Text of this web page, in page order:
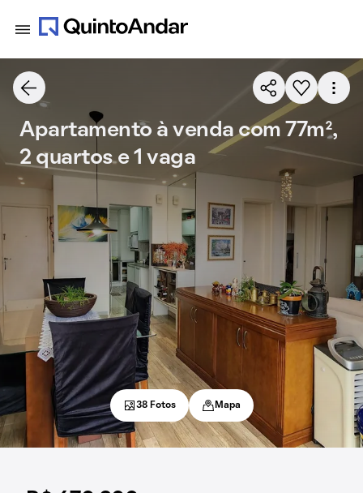
Apartamento à venda com 77m²,
2 quartos e 1 vaga
38 Fotos Mapa